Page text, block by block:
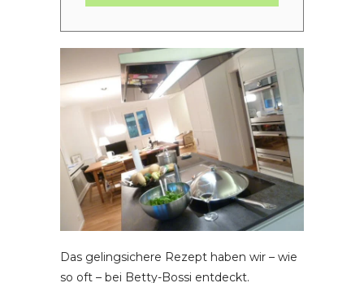
Das gelingsichere Rezept haben wir – wie
so oft – bei Betty-Bossi entdeckt.